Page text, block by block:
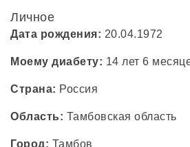
Личное
Дата рождения: 20.04.1972
Моему диабету: 14 лет 6
Страна: Россия
Область: Тамбовская область
Город: Тамбов